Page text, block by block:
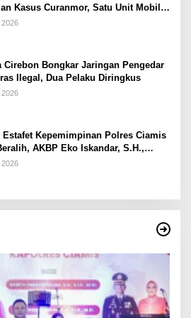
Kasus Curanmor, Satu Unit Mobil
5 Unit Sepeda Motor Dikembalikan
Cirebon Bongkar Jaringan Pengedar
Ilegal, Dua Pelaku Diringkus
Estafet Kepemimpinan Polres Ciamis
AKBP Eko Iskandar, S.H.,
Siap Lanjutkan Pengabdian